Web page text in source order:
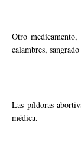
Otro
calambres,
Las píldoras
médica.